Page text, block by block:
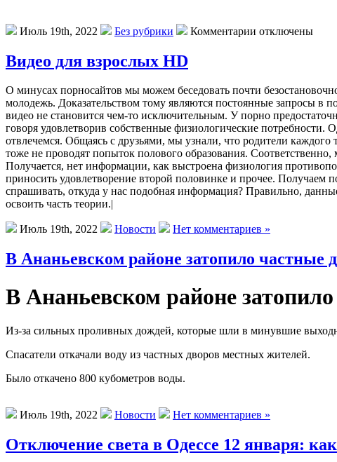
Июль 19th, 2022 Без рубрики Комментарии отключены
Видео для взрослых HD
О минусах порносайтов мы можем беседовать почти
молодежь. Доказательством тому являются постоянные запросы в
видео не становится чем-то исключительным. У порно
говоря удовлетворив собственные физиологические
отвлечемся. Общаясь с друзьями, мы узнали, что родители
тоже не проводят попыток полового образования.
Получается, нет информации, как выстроена физиология
приносить удовлетворение второй половинке и прочее. Получаем
спрашивать, откуда у нас подобная информация? Правильно,
освоить часть теории.|
Июль 19th, 2022 Новости Нет комментариев »
В Ананьевском районе затопило частные
В Ананьевском районе
Из-за сильных проливных дождей, которые шли в минувшие
Спасатели откачали воду из частных дворов местных жителей.
Было откачено 800 кубометров воды.
Июль 19th, 2022 Новости Нет комментариев »
Отключение света в Одессе 12 января: